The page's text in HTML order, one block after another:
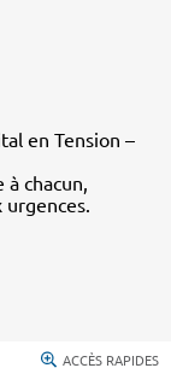
en Tension –
chacun,
ACCÈS RAPIDES